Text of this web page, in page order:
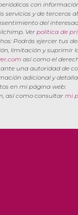
con
servicios y de terceros
del
Ver política de
Podrás ejercer tus
limitación y suprimir
así como el
una autoridad de
adicional y
en mi página web:
así como consultar mi